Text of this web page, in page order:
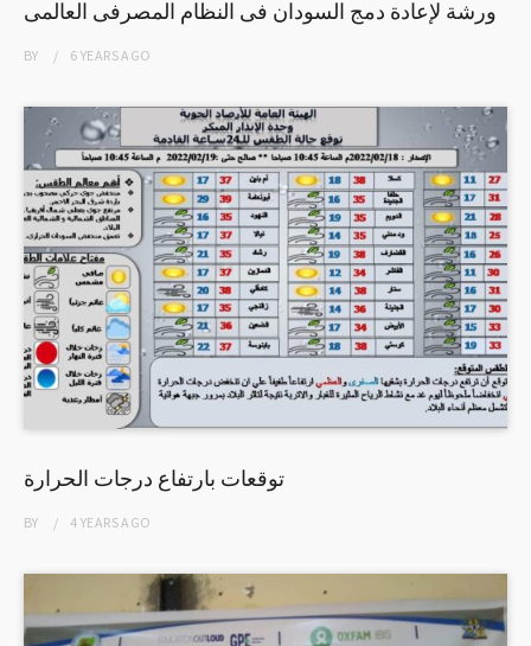
ورشة لإعادة دمج السودان فى النظام المصرفى العالمى
BY 6 YEARSAGO
توقعات بارتفاع درجات الحرارة
BY 4 YEARSAGO